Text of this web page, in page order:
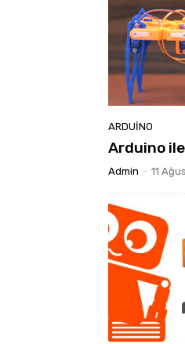
ARDUINO
Arduino ile
Admin - 11